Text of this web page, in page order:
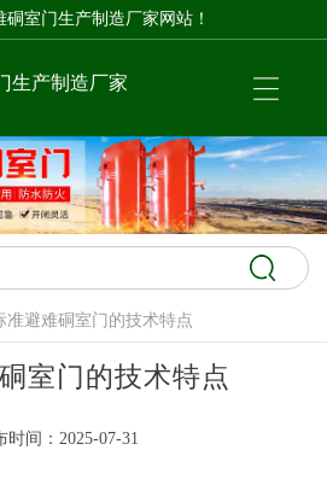
室门生产制造厂家网站！
生产制造厂家
准避难硐室门的技术特点
室门的技术特点
时间：2025-07-31